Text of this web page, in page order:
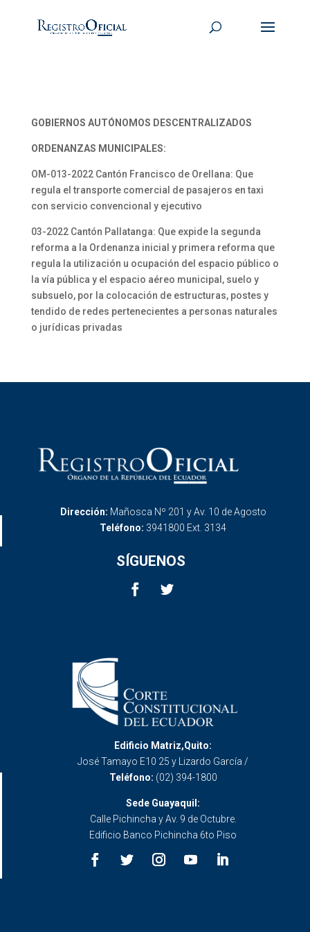
GOBIERNOS AUTÓNOMOS DESCENTRALIZADOS
ORDENANZAS MUNICIPALES:
OM-013-2022 Cantón Francisco de Orellana: Que
regula el transporte comercial de pasajeros en taxi
con servicio convencional y ejecutivo
03-2022 Cantón Pallatanga: Que expide la segunda
reforma a la Ordenanza inicial y primera reforma que
regula la utilización u ocupación del espacio público o
la vía pública y el espacio aéreo municipal, suelo y
subsuelo, por la colocación de estructuras, postes y
tendido de redes pertenecientes a personas naturales
o jurídicas privadas
Dirección: Mañosca Nº 201 y Av. 10 de Agosto
Teléfono: 3941800 Ext. 3134
SÍGUENOS
Edificio Matriz,Quito:
José Tamayo E10 25 y Lizardo García /
Teléfono: (02) 394-1800
Sede Guayaquil:
Calle Pichincha y Av. 9 de Octubre.
Edificio Banco Pichincha 6to Piso